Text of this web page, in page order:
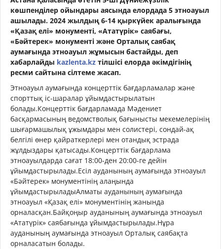
көшпенділер ойындары аясында елордада 5 этноауыл
ашылады. 2024 жылдың 6-14 қыркүйек аралығында
«Қазақ елі» монументі, «Ататүрік» саябағы,
«Бәйтерек» монументі және Орталық саябақ
аумағында этноауыл жұмысын бастайды, деп
хабарлайды kazlenta.kz тілшісі елорда әкімдігінің
ресми сайтына сілтеме жасап.
Этноауыл аумағында концерттік бағдарламалар және
спорттық іс-шаралар ұйымдастырылатын
болады.Концерттік бағдарламада Мәдениет
басқармасының ведомстволық бағынысты мекемелерінің
шығармашылық ұжымдары мен солистері, сондай-ақ
белгілі өнер қайраткерлері мен отандық эстрада
жұлдыздары қатысады.Концерттік бағдарлама
этноауылдарда сағат 18:00-ден 20:00-ге дейін
ұйымдастырылады.Есіл ауданының аумағында этноауыл
«Бәйтерек» монументінің алаңында
ұйымдастырыладыАлматы ауданының аумағында
этноауыл «Қазақ елі» монументінің жанында
орналасқан.Байқоңыр ауданының аумағында этноауыл
«Ататүрік» саябағында ұйымдастырылады.Нұра
ауданының аумағында этноауыл Орталық саябақта
орналасатын болады.